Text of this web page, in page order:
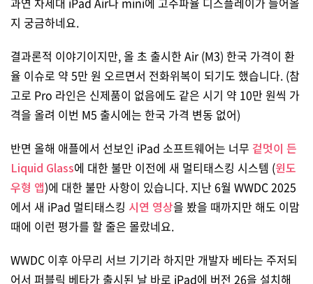
지 궁금하네요.
결과론적 이야기이지만, 올 초 출시한 Air (M3) 한국 가격이 환
율 이슈로 약 5만 원 오르면서 전화위복이 되기도 했습니다. (참
고로 Pro 라인은 신제품이 없음에도 같은 시기 약 10만 원씩 가
격을 올려 이번 M5 출시에는 한국 가격 변동 없어)
반면 올해 애플에서 선보인 iPad 소프트웨어는 너무 겉멋이 든
Liquid Glass에 대한 불만 이전에 새 멀티태스킹 시스템 (윈도
우형 앱)에 대한 불만 사항이 있습니다. 지난 6월 WWDC 2025
에서 새 iPad 멀티태스킹 시연 영상을 봤을 때까지만 해도 이맘
때에 이런 평가를 할 줄은 몰랐네요.
WWDC 이후 아무리 서브 기기라 하지만 개발자 베타는 주저되
어서 퍼블릭 베타가 출시된 날 바로 iPad에 버전 26을 설치해